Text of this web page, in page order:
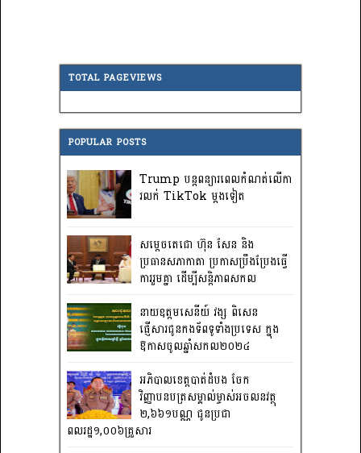
TOTAL PAGEVIEWS
POPULAR POSTS
Trump បន្តពន្យារពេលកំណត់លើកា
រលក់ TikTok ម្តងទៀត
សម្តេចតេជោ ហ៊ុន សែន និង
ប្រធានសភាកាតា ប្រកាសប្រឹងប្រែងធ្វើ
ការ​រួមគ្នា ដើម្បីសន្តិភាពសកល
នាយឧត្តមសេនីយ៍ វង្ស ពិសេន
ផ្ញើសារជូនកងទ័ពទូទាំងប្រទេស ក្នុង
ឱកាសចូលឆ្នាំសកល២០២៤
អភិបាលខេត្តបាត់ដំបង ចែក
វិញ្ញាបនបត្រសម្គាល់ម្ចាស់អចលនវត្ថុ
២,៦៦១បណ្ណ ជូនប្រជា
ពលរដ្ឋ១,០០៦គ្រួសារ